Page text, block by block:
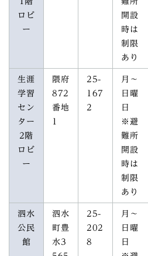
ロビ
ー
開設
時は
制限
あり
生涯
学習
セン
ター
2階
ロビ
ー
隈府
872
番地
25-
167
2
月～
日曜
日
※避
難所
開設
時は
制限
あり
泗水
公民
館
泗水
町豊
水3
25-
202
8
月～
日曜
日